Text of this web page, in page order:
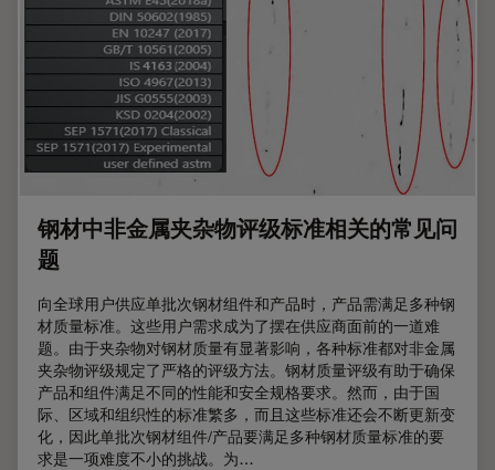
钢材中非金属夹杂物评级标准相关的常见问
题
向全球用户供应单批次钢材组件和产品时，产品需满足多种钢
材质量标准。这些用户需求成为了摆在供应商面前的一道难
题。由于夹杂物对钢材质量有显著影响，各种标准都对非金属
夹杂物评级规定了严格的评级方法。钢材质量评级有助于确保
产品和组件满足不同的性能和安全规格要求。然而，由于国
际、区域和组织性的标准繁多，而且这些标准还会不断更新变
化，因此单批次钢材组件/产品要满足多种钢材质量标准的要
求是一项难度不小的挑战。为…